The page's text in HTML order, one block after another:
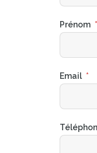
Prénom *
Email *